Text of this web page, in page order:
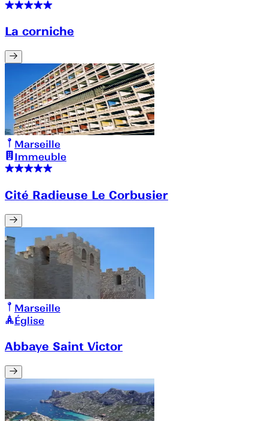
La corniche
Marseille
Immeuble
Cité Radieuse Le Corbusier
Marseille
Église
Abbaye Saint Victor